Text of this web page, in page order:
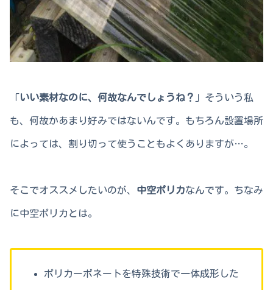
「 いい素材なのに、何故なんでしょうね？ 」そういう私
も、何故かあまり好みではないんです。もちろん設置場所
によっては、割り切って使うこともよくありますが…。
そこでオススメしたいのが、 中空ポリカなんです。ちなみ
に中空ポリカとは。
ポリカーボネートを特殊技術で一体成形した